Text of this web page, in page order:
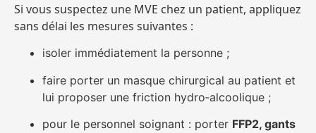
Si vous suspectez une MVE chez un patient, appliquez
sans délai les mesures suivantes :
isoler immédiatement la personne ;
faire porter un masque chirurgical au patient et
lui proposer une friction hydro‑alcoolique ;
pour le personnel soignant : porter FFP2, gants